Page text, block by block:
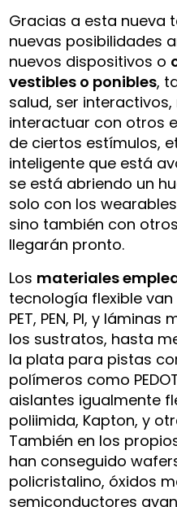
Gracias a esta nueva
nuevas posibilidades
nuevos dispositivos o
vestibles o ponibles,
salud, ser
interactuar con otros
de ciertos estímulos,
inteligente que está
se está abriendo un
solo con los
sino también con
llegarán pronto.
Los materiales
tecnología flexible
PET, PEN, PI, y
los sustratos, hasta
la plata para pistas
polímeros como
aislantes igualmente
poliimida, Kapton, y
También en los
han conseguido
policristalino, óxidos
semiconductores